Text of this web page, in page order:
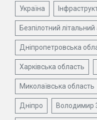
Україна
Безпілотний
Дніпропетровська
Харківська область
Миколаївська область
Дніпро Володимир